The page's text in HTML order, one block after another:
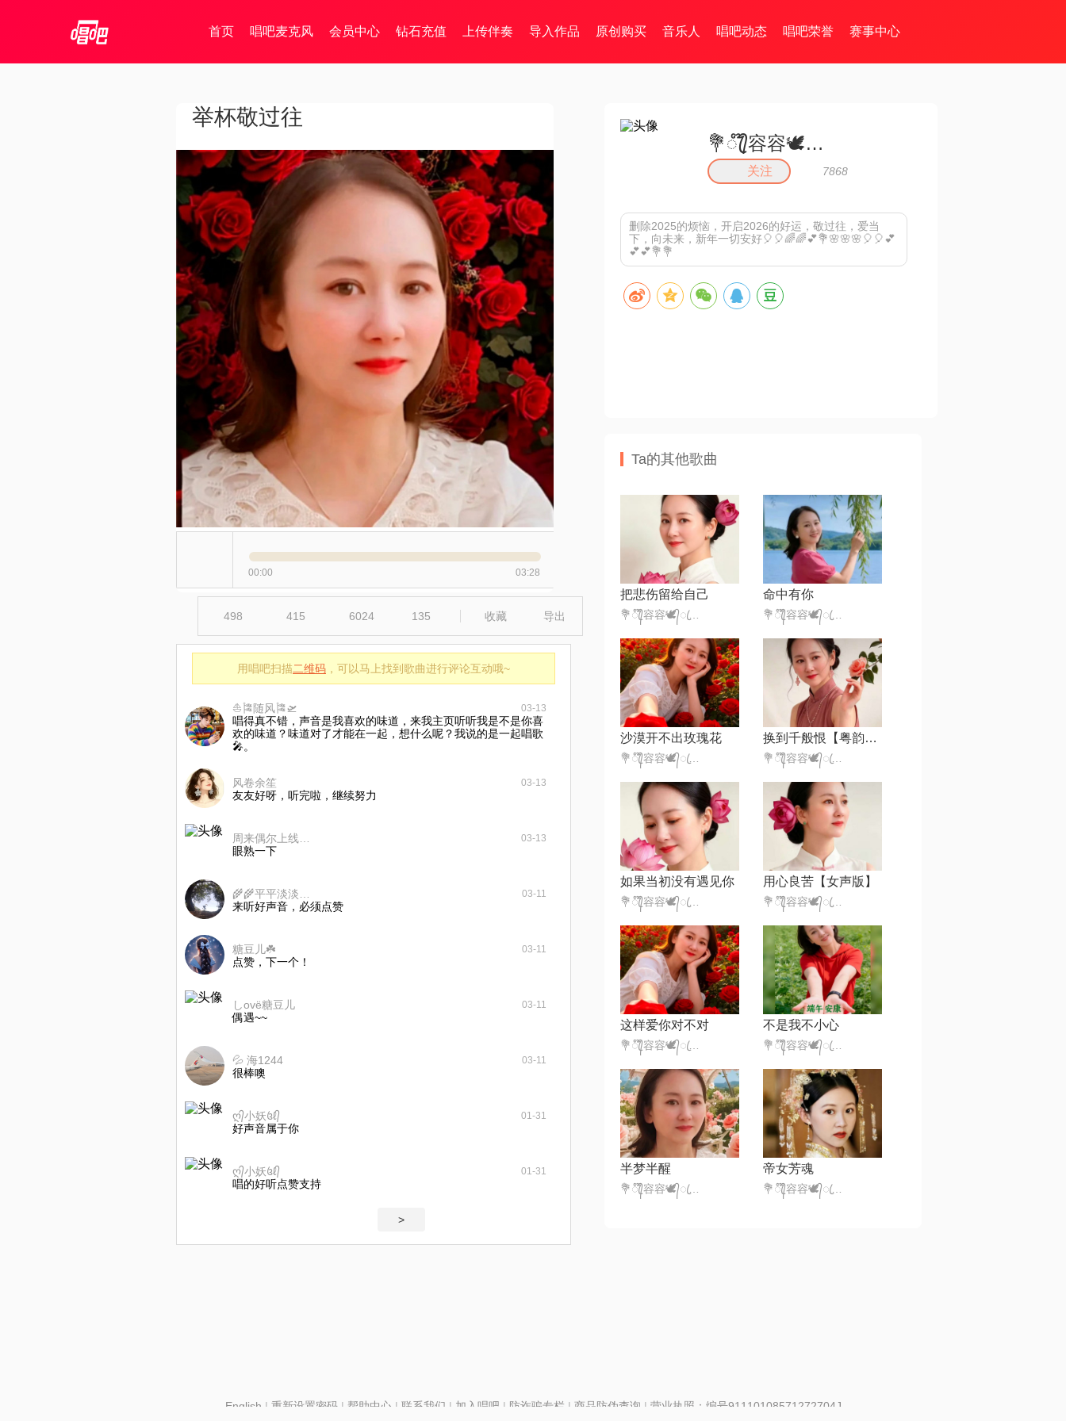
首页 唱吧麦克风 会员中心 钻石充值 上传伴奏 导入作品 原创购买 音乐人 唱吧动态 唱吧荣誉 赛事中心
举杯敬过往
00:00 03:28
498 415 6024 135 收藏 导出
用唱吧扫描二维码 ，可以马上找到歌曲进行评论互动哦~
⛵🎏随风🎏🛫 03-13
唱得真不错，声音是我喜欢的味道，来我主页听听我是不是你喜
欢的味道？味道对了才能在一起，想什么呢？我说的是一起唱歌
🎤。
风卷余笙 03-13
友友好呀，听完啦，继续努力
03-13
眼熟一下
03-11
来听好声音，必须点赞
糖豆儿☘️ 03-11
点赞，下一个！
しovё糖豆儿 03-11
偶遇~~
💦 海1244 03-11
很棒噢
ღ᭄小妖꧔ℓ᭄ 01-31
好声音属于你
ღ᭄小妖꧔ℓ᭄ 01-31
唱的好听点赞支持
>
💐ꦿ᭄໊容容🕊᭄ꦿ🍡332，
关注 7868
删除2025的烦恼，开启2026的好运，敬过往，爱当
下，向未来，新年一切安好🎈🎈🌈🌈💕💐🌸🌸🌸🎈🎈💕
💕💕💐💐
Ta的其他歌曲
把悲伤留给自己
💐ꦿ᭄໊容容🕊᭄ꦿ🍡332，
命中有你
💐ꦿ᭄໊容容🕊᭄ꦿ🍡332，
沙漠开不出玫瑰花
💐ꦿ᭄໊容容🕊᭄ꦿ🍡332，
换到千般恨【粤韵坊合唱版】
💐ꦿ᭄໊容容🕊᭄ꦿ🍡332，
如果当初没有遇见你
💐ꦿ᭄໊容容🕊᭄ꦿ🍡332，
用心良苦【女声版】
💐ꦿ᭄໊容容🕊᭄ꦿ🍡332，
这样爱你对不对
💐ꦿ᭄໊容容🕊᭄ꦿ🍡332，
不是我不小心
💐ꦿ᭄໊容容🕊᭄ꦿ🍡332，
半梦半醒
💐ꦿ᭄໊容容🕊᭄ꦿ🍡332，
帝女芳魂
💐ꦿ᭄໊容容🕊᭄ꦿ🍡332，
English | 重新设置密码| 帮助中心 | 联系我们 | 加入唱吧 | 防诈骗专栏 | 商品防伪查询 | 营业执照：编号91110108571272704J